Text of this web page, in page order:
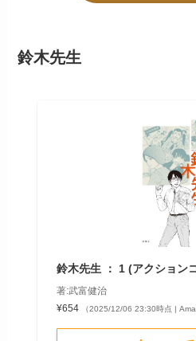
鈴木先生
鈴木先生 ： 1 (アクション
著:武富健治
¥654
（2025/12/06 23:30時点 |